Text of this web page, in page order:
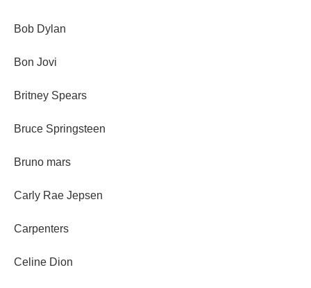
Bob Dylan
Bon Jovi
Britney Spears
Bruce Springsteen
Bruno mars
Carly Rae Jepsen
Carpenters
Celine Dion